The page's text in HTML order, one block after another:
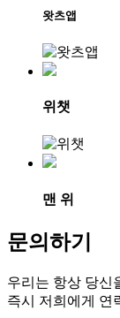
왓츠앱
위챗
맨 위
문의하기
우리는 항상 당신
즉시 저희에게 연